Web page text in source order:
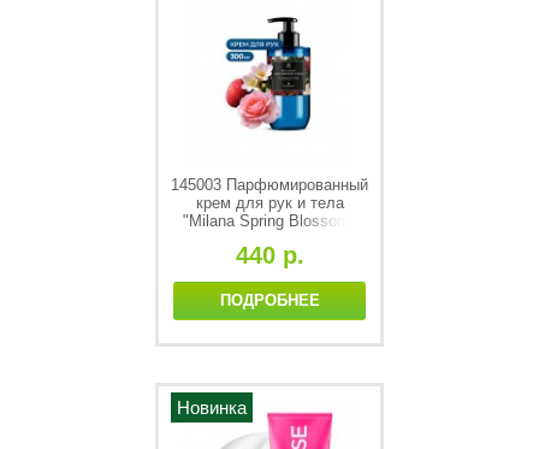
145003 Парфюмированный
крем для рук и тела
"Milana Spring Blossom"
440 р.
ПОДРОБНЕЕ
Новинка